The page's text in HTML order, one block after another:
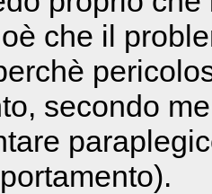
che il
secondo